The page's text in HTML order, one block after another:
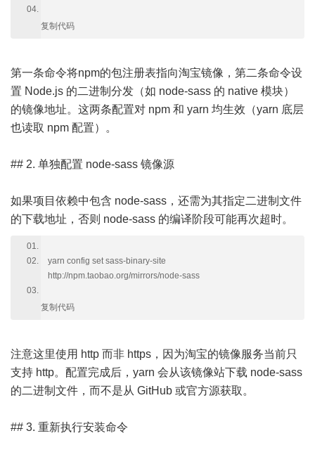
复制代码
第一条命令将npm的包注册表指向淘宝镜像，第二条命令设
置 Node.js 的二进制分发（如 node-sass 的 native 模块）
的镜像地址。这两条配置对 npm 和 yarn 均生效（yarn 底层
也读取 npm 配置）。
## 2. 单独配置 node-sass 镜像源
如果项目依赖中包含 node-sass，还需为其指定二进制文件
的下载地址，否则 node-sass 的编译阶段可能再次超时。
yarn config set sass-binary-site
http://npm.taobao.org/mirrors/node-sass
复制代码
注意这里使用 http 而非 https，因为淘宝的镜像服务当前只
支持 http。配置完成后，yarn 会从该镜像站下载 node-sass
的二进制文件，而不是从 GitHub 或官方源获取。
## 3. 重新执行安装命令